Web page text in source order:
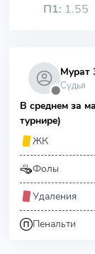
П1: 1.55
⬤
Мурат
Судья
В среднем за
турнире)
ЖК
Фолы
Удаления
Пенальти